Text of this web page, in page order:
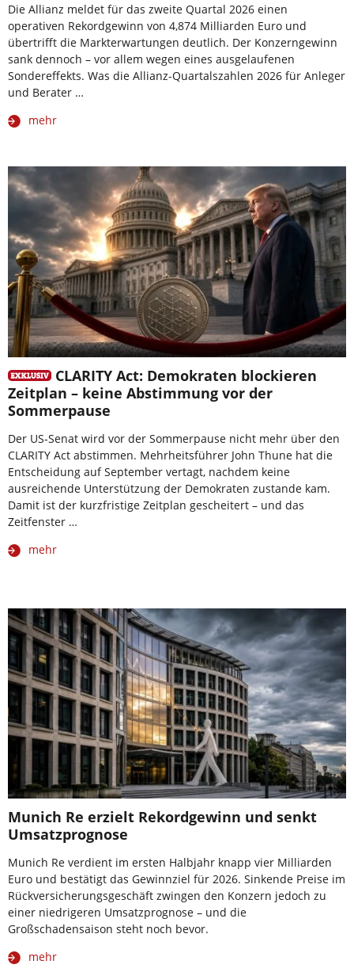
Die Allianz meldet für das zweite Quartal 2026 einen
operativen Rekordgewinn von 4,874 Milliarden Euro und
übertrifft die Markterwartungen deutlich. Der Konzerngewinn
sank dennoch – vor allem wegen eines ausgelaufenen
Sondereffekts. Was die Allianz-Quartalszahlen 2026 für Anleger
und Berater …
mehr
CLARITY Act: Demokraten blockieren
Zeitplan – keine Abstimmung vor der
Sommerpause
Der US-Senat wird vor der Sommerpause nicht mehr über den
CLARITY Act abstimmen. Mehrheitsführer John Thune hat die
Entscheidung auf September vertagt, nachdem keine
ausreichende Unterstützung der Demokraten zustande kam.
Damit ist der kurzfristige Zeitplan gescheitert – und das
Zeitfenster …
mehr
Munich Re erzielt Rekordgewinn und senkt
Umsatzprognose
Munich Re verdient im ersten Halbjahr knapp vier Milliarden
Euro und bestätigt das Gewinnziel für 2026. Sinkende Preise im
Rückversicherungsgeschäft zwingen den Konzern jedoch zu
einer niedrigeren Umsatzprognose – und die
Großschadensaison steht noch bevor.
mehr